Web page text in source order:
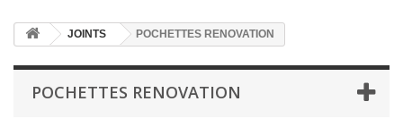
JOINTS POCHETTES RENOVATION
POCHETTES RENOVATION